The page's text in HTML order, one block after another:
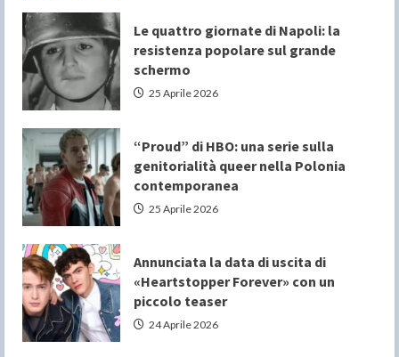
Le quattro giornate di Napoli: la
resistenza popolare sul grande
schermo
25 Aprile 2026
“Proud” di HBO: una serie sulla
genitorialità queer nella Polonia
contemporanea
25 Aprile 2026
Annunciata la data di uscita di
«Heartstopper Forever» con un
piccolo teaser
24 Aprile 2026